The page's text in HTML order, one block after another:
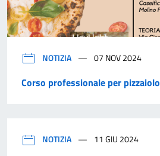
NOTIZIA 07 NOV 2024
Corso professionale per pizzaiolo
NOTIZIA 11 GIU 2024